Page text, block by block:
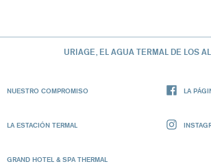
URIAGE, EL AGUA TERMAL DE LOS
NUESTRO COMPROMISO
LA ESTACIÓN TERMAL
GRAND HOTEL & SPA THERMAL
LA